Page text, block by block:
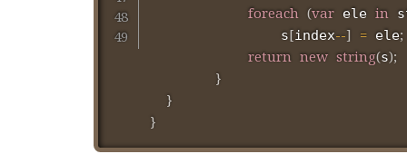
foreach (var ele in
                s
[index--] = ele;
return new string(s);
}
}
}